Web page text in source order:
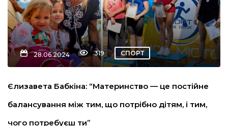
не буває
пам’яті
28.06.2024 319 СПОРТ
Єлизавета Бабкіна: “Материнство — це постійне
балансування між тим, що потрібно дітям, і тим,
чого потребуєш ти”